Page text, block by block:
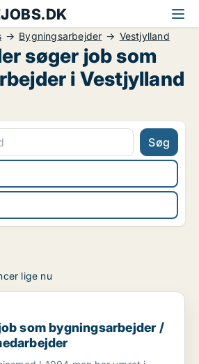
Bygningsarbejder Vestjylland
søger job som
i Vestjylland
Søg
lige nu
bygningsarbejder / smed /
som bygningsarbejder /